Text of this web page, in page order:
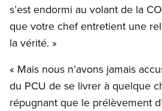
s’est endormi au volant de la
que votre chef entretient une
la vérité. »
« Mais nous n’avons jamais
du PCU de se livrer à quelque
répugnant que le prélèvement